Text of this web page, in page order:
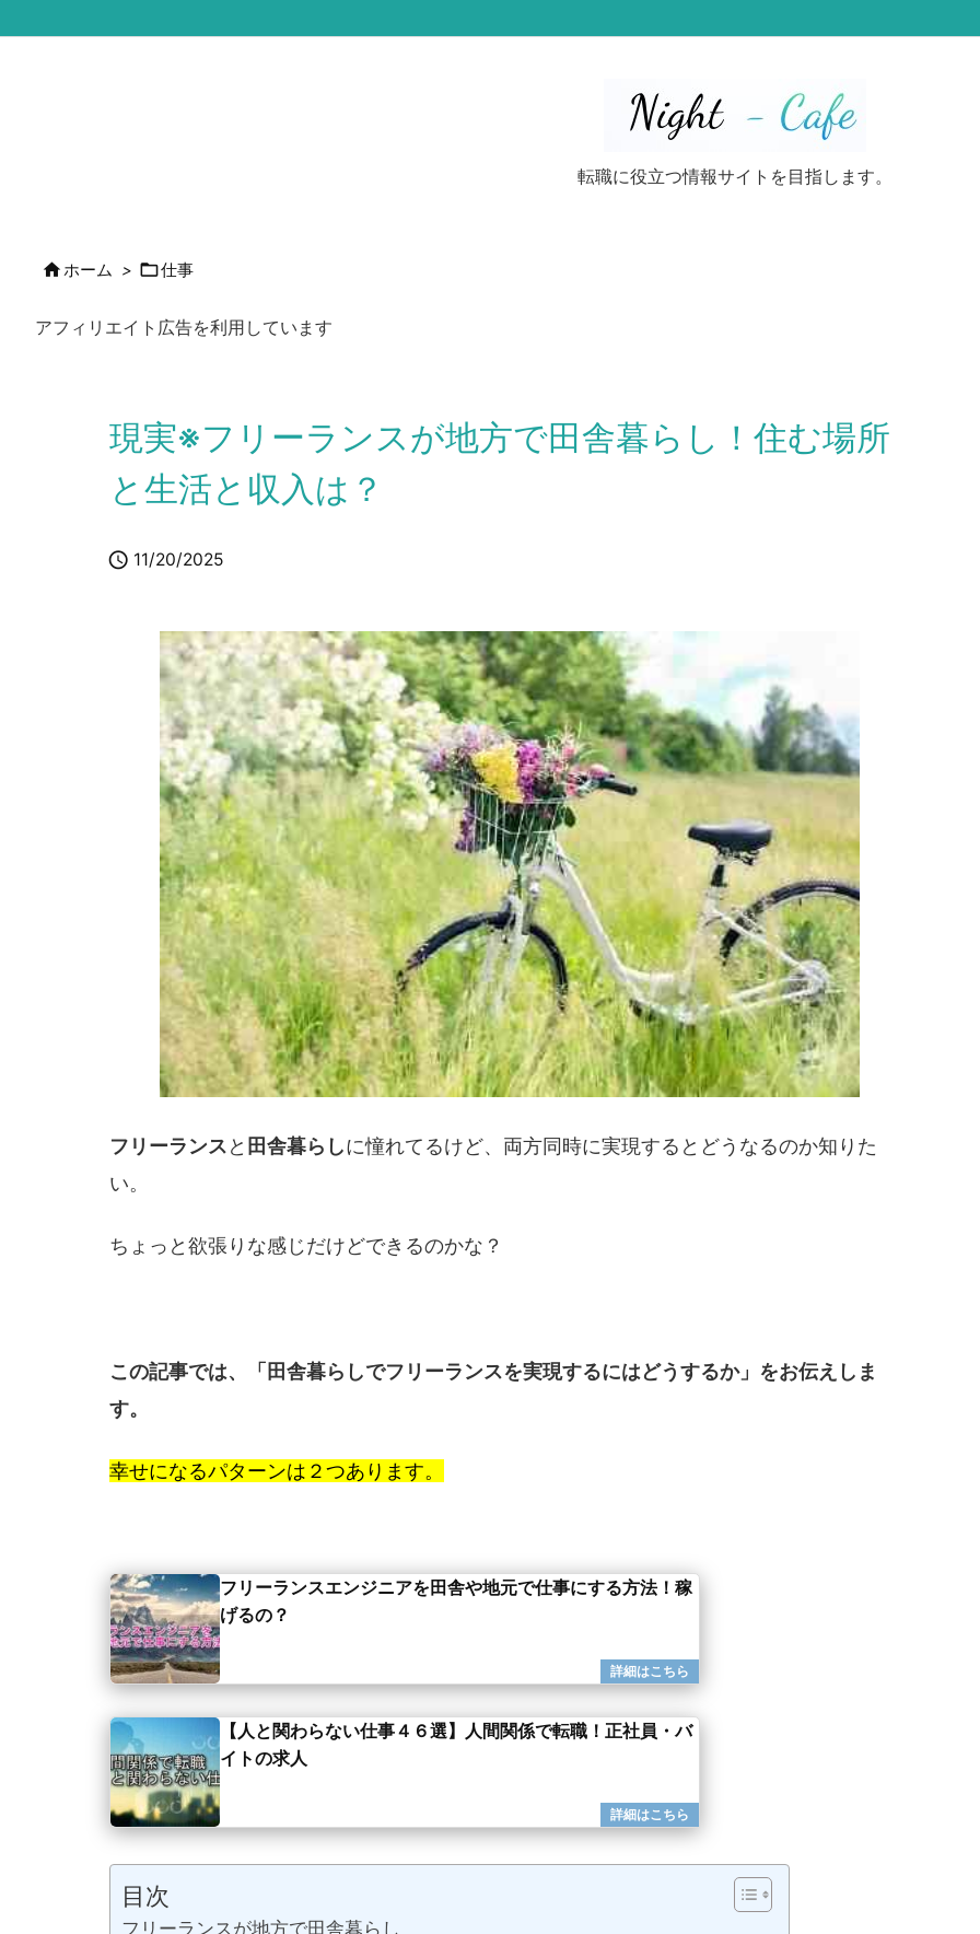
転職に役立つ情報サイトを目指します。
ホーム > 仕事
アフィリエイト広告を利用しています
現実※フリーランスが地方で田舎暮らし！住む場所
と生活と収入は？
 11/20/2025
フリーランスと 田舎暮らしに憧れてるけど、両方同時に実現するとどうなるのか知りた
い。
ちょっと欲張りな感じだけどできるのかな？
この記事では、「田舎暮らしでフリーランスを実現するにはどうするか」をお伝えしま
す。
幸せになるパターンは２つあります。
フリーランスエンジニアを田舎や地元で仕事にする方法！稼
げるの？
【人と関わらない仕事４６選】人間関係で転職！正社員・バ
イトの求人
目次
フリーランスが地方で田舎暮らし